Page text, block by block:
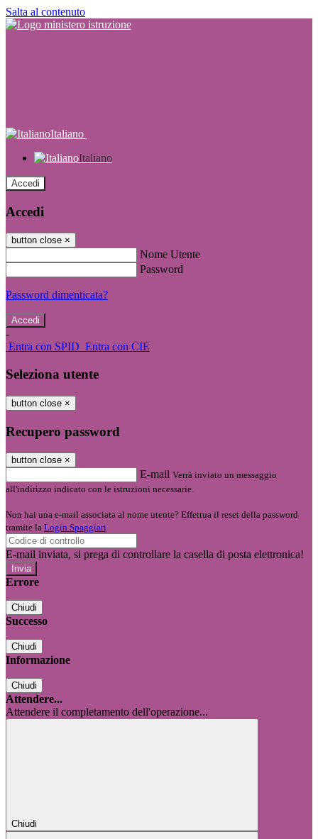
Salta al contenuto
Italiano
Italiano
Accedi
Accedi
button close ×
Nome Utente
Password
Password dimenticata?
-
Entra con SPID Entra con CIE
Seleziona utente
button close ×
Recupero password
button close ×
E-mail Verrà inviato un messaggio
all'indirizzo indicato con le istruzioni necessarie.
Non hai una e-mail associata al nome utente? Effettua il reset della password
tramite la Login Spaggiari
E-mail inviata, si prega di controllare la casella di posta elettronica!
Errore
Chiudi
Successo
Chiudi
Informazione
Chiudi
Attendere...
Attendere il completamento dell'operazione...
Chiudi